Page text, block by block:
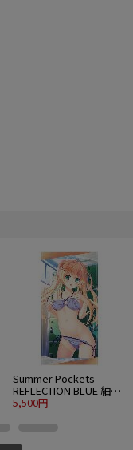
Summer Pockets
REFLECTION BLUE 紬ヴ
ェンダース 120cmビッ
5,500円